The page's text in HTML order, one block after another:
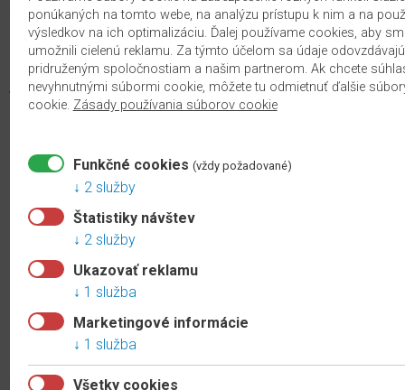
materiálov EGGER.
Zistite viac o Interior match »
Výhody:
melamínovej živice
Stálofarebná, odolná voči silnému UV žiareniu
Antistatický a antibakteriálny povrch odpudzuje prach a
nečistoty, vhodná pre alergikov
Zložená z prírodných vlákien dreva, 100% bez PVC a
zmäkčovadiel
Vhodná na podlahové vykurovanie
Jednoduchá inštalácia vďaka systému
Povrchová štruktúra: NATURAL PORE (N)-
ponúkaných na tomto webe, na analýzu prístupu k nim a na
výsledkov na ich optimalizáciu. Ďalej používame cookies, aby
umožnili cielenú reklamu. Za týmto účelom sa údaje
pridruženým spoločnostiam a našim partnerom. Ak chcete
nevyhnutnými súbormi cookie, môžete tu odmietnuť ďalšie
cookie. Zásady používania súborov cookie
Funkčné cookies (vždy požadované)
2 služby
Štatistiky návštev
2 služby
Ukazovať reklamu
1 služba
Marketingové informácie
1 služba
Všetky cookies